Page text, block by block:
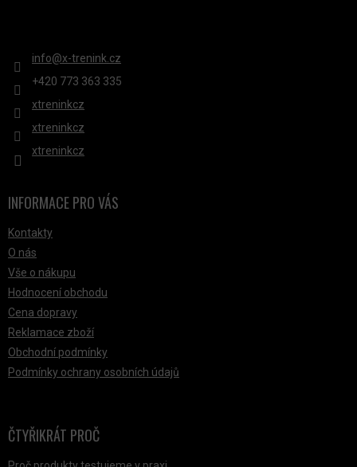
info@x-trenink.cz
+420 ‭773 363 335
xtreninkcz
xtreninkcz
xtreninkcz
INFORMACE PRO VÁS
Kontakty
O nás
Vše o nákupu
Hodnocení obchodu
Cena dopravy
Reklamace zboží
Obchodní podmínky
Podmínky ochrany osobních údajů
ČTYŘIKRÁT PROČ